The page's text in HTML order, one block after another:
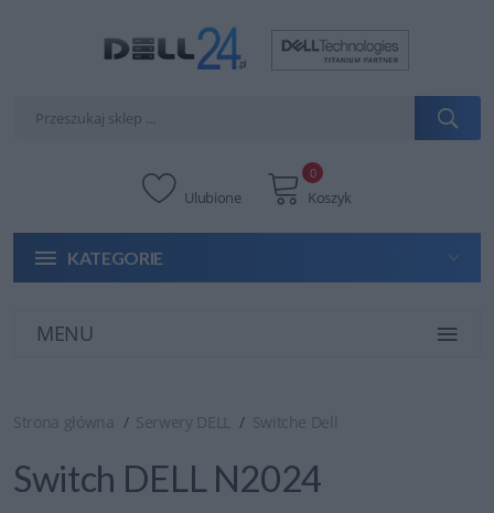
Ulubione Koszyk
0
KATEGORIE
MENU
Strona główna Serwery DELL Switche Dell
Switch DELL N2024